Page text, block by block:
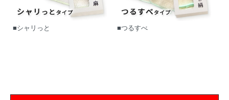
■シャリっと ■つるすべ